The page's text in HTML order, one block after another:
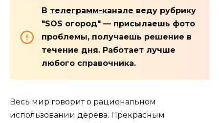
В телеграмм-канале веду рубрику
"SOS огород" — присылаешь фото
проблемы, получаешь решение в
течение дня. Работает лучше
любого справочника.
Весь мир говорит о рациональном
использовании дерева. Прекрасным